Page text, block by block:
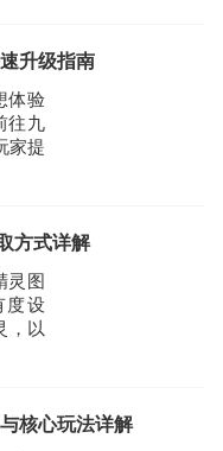
；若
升级指南
体验
往九
家提
礼
活动
方式详解
灵图
度设
，以
辨
入被
核心玩法详解